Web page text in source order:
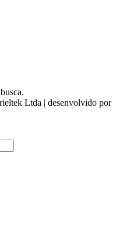
Ltda | desenvolvido por